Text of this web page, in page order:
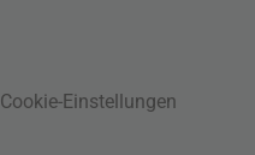
Cookie-Einstellungen